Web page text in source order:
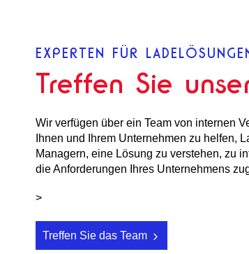
EXPERTEN FÜR
Treffen Sie
Wir verfügen über ein Team von internen
Ihnen und Ihrem Unternehmen zu helfen,
Managern, eine Lösung zu verstehen, zu
die Anforderungen Ihres Unternehmens
>
Treffen Sie das Team